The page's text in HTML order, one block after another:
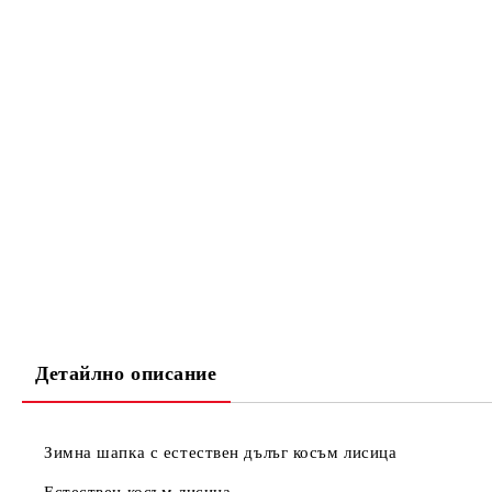
Детайлно описание
Зимна шапка с естествен дълъг косъм лисица